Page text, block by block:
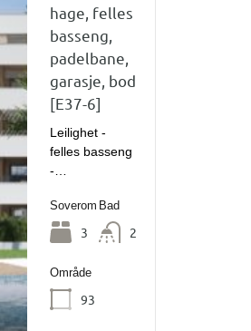
hage, felles
basseng,
padelbane,
garasje, bod
[E37-6]
Leilighet -
felles basseng
-…
Soverom
3
Bad
2
Område
93